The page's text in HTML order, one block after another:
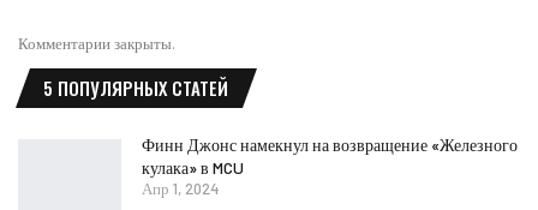
Комментарии закрыты.
5 ПОПУЛЯРНЫХ СТАТЕЙ
Финн Джонс намекнул на возвращение «Железного
кулака» в MCU
Апр 1, 2024